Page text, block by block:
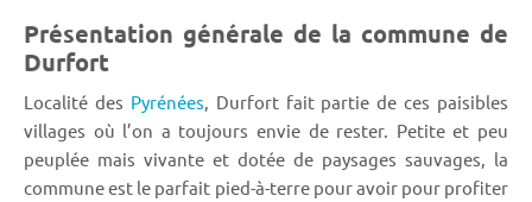
Présentation générale de la commune de
Durfort
Localité des Pyrénées, Durfort fait partie de ces paisibles
villages où l’on a toujours envie de rester. Petite et peu
peuplée mais vivante et dotée de paysages sauvages, la
commune est le parfait pied-à-terre pour avoir pour profiter